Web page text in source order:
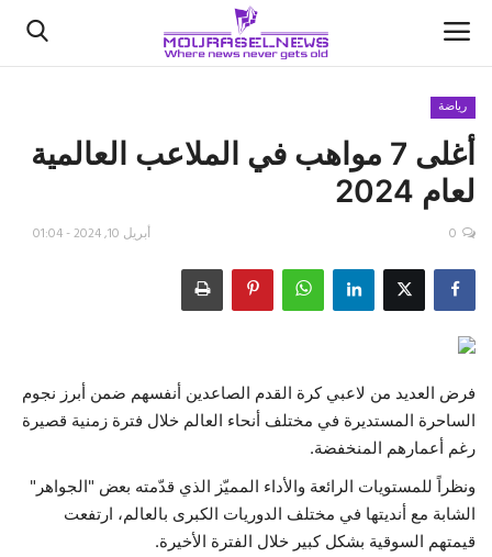
الأخبار
كتّابنا
اقتصاد
رياضة
فيديو
حياة
رياضة
أغلى 7 مواهب في الملاعب العالمية
لعام 2024
أبريل 10, 2024 - 01:04 0
فرض العديد من لاعبي كرة القدم الصاعدين أنفسهم ضمن أبرز نجوم
الساحرة المستديرة في مختلف أنحاء العالم خلال فترة زمنية قصيرة
رغم أعمارهم المنخفضة.
ونظراً للمستويات الرائعة والأداء المميّز الذي قدّمته بعض "الجواهر"
الشابة مع أنديتها في مختلف الدوريات الكبرى بالعالم، ارتفعت
قيمتهم السوقية بشكل كبير خلال الفترة الأخيرة.